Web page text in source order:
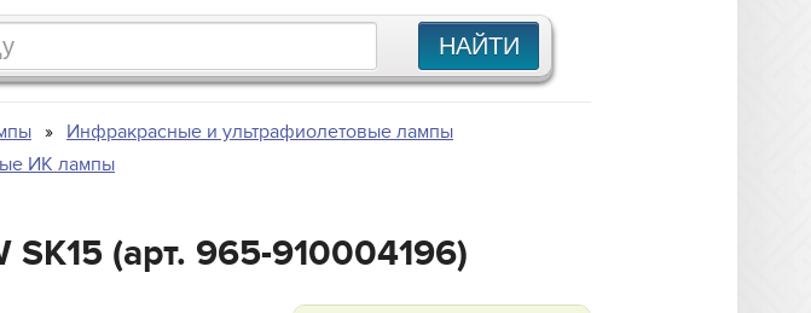
Инфракрасные и ультрафиолетовые лампы
ИК лампы
(арт. 965-910004196)